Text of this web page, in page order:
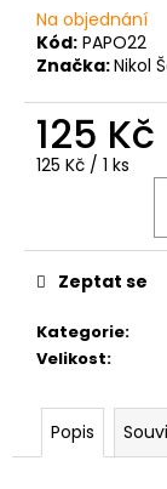
Na objednání
Kód: PAPO22
Značka:Nikol
125 Kč
Měrná
125 Kč / 1 ks
Kategorie:
Velikost:
Zeptat se
Popis
D
o
č
u
e